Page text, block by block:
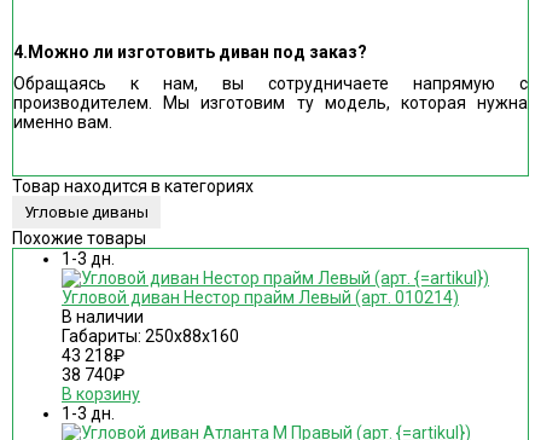
4.Можно ли изготовить диван под заказ?
Обращаясь к нам, вы сотрудничаете напрямую с
производителем. Мы изготовим ту модель, которая нужна
именно вам.
Товар находится в категориях
Угловые диваны
Похожие товары
1-3 дн.
Угловой диван Нестор прайм Левый (арт. 010214)
В наличии
Габариты: 250х88х160
43 218₽
38 740₽
В корзину
1-3 дн.